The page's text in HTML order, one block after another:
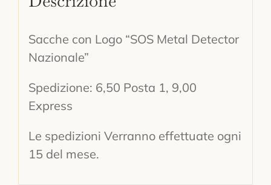
Sacche con Logo “SOS Metal Detector
Nazionale”
Spedizione: 6,50 Posta 1, 9,00
Express
Le spedizioni Verranno effettuate ogni
15 del mese.